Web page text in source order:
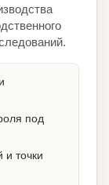
под
и точки